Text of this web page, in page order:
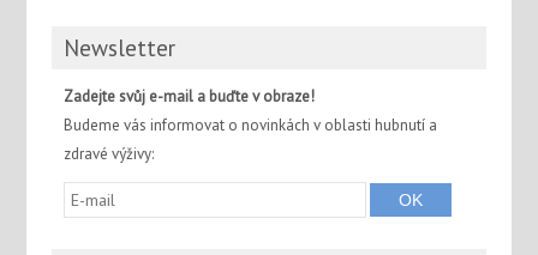
Newsletter
Zadejte svůj e-mail a buďte v obraze!
Budeme vás informovat o novinkách v oblasti hubnutí a
zdravé výživy: